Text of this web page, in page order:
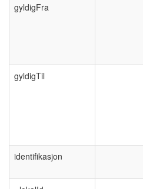
gyldigFra
gyldigTil
identifikasjon